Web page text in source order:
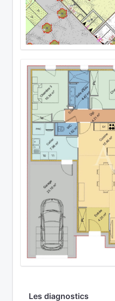
Les diagnostics